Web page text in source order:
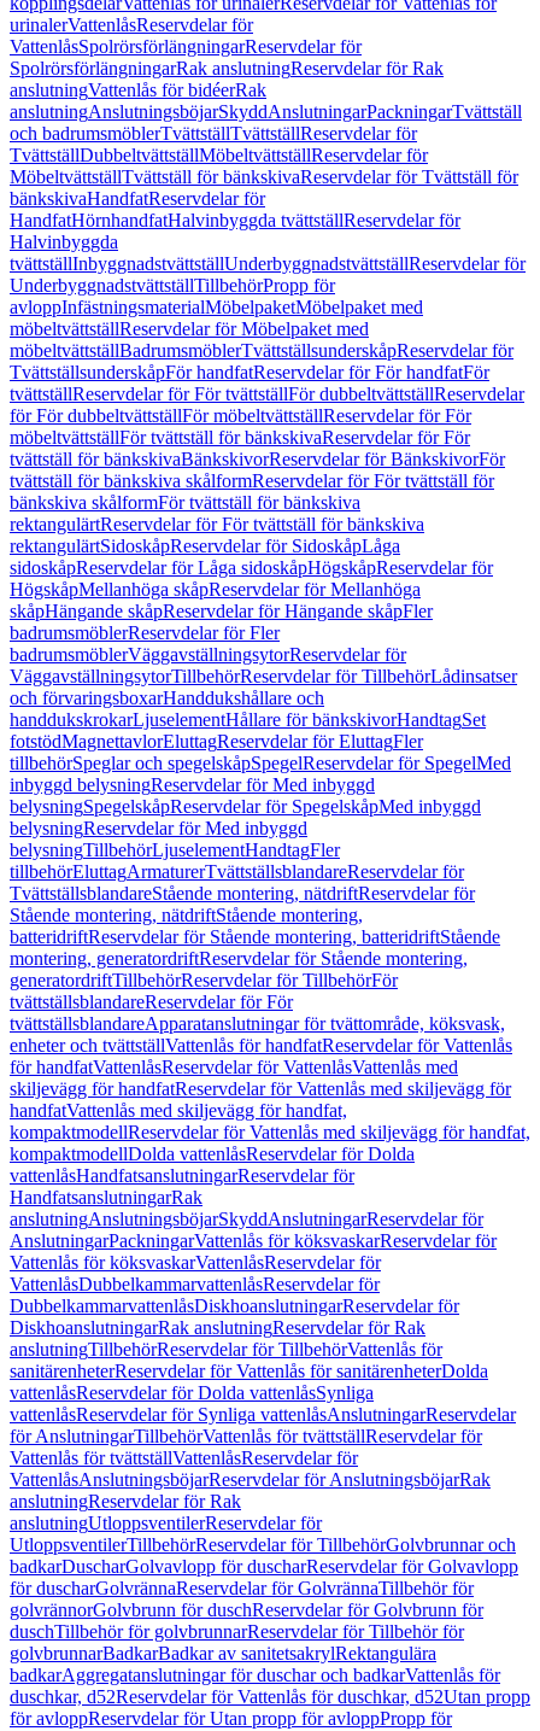
urinalerVattenlåsReservdelar för
VattenlåsSpolrörsförlängningarReservdelar för
SpolrörsförlängningarRak anslutningReservdelar för Rak
anslutningVattenlås för bidéerRak
anslutningAnslutningsböjarSkyddAnslutningarPackningarTvättställ
och badrumsmöblerTvättställTvättställReservdelar för
TvättställDubbeltvättställMöbeltvättställReservdelar för
MöbeltvättställTvättställ för bänkskivaReservdelar för Tvättställ för
bänkskivaHandfatReservdelar för
HandfatHörnhandfatHalvinbyggda tvättställReservdelar för
Halvinbyggda
tvättställInbyggnadstvättställUnderbyggnadstvättställReservdelar för
UnderbyggnadstvättställTillbehörPropp för
avloppInfästningsmaterialMöbelpaketMöbelpaket med
möbeltvättställReservdelar för Möbelpaket med
möbeltvättställBadrumsmöblerTvättställsunderskåpReservdelar för
TvättställsunderskåpFör handfatReservdelar för För handfatFör
tvättställReservdelar för För tvättställFör dubbeltvättställReservdelar
för För dubbeltvättställFör möbeltvättställReservdelar för För
möbeltvättställFör tvättställ för bänkskivaReservdelar för För
tvättställ för bänkskivaBänkskivorReservdelar för BänkskivorFör
tvättställ för bänkskiva skålformReservdelar för För tvättställ för
bänkskiva skålformFör tvättställ för bänkskiva
rektangulärtReservdelar för För tvättställ för bänkskiva
rektangulärtSidoskåpReservdelar för SidoskåpLåga
sidoskåpReservdelar för Låga sidoskåpHögskåpReservdelar för
HögskåpMellanhöga skåpReservdelar för Mellanhöga
skåpHängande skåpReservdelar för Hängande skåpFler
badrumsmöblerReservdelar för Fler
badrumsmöblerVäggavställningsytorReservdelar för
VäggavställningsytorTillbehörReservdelar för TillbehörLådinsatser
och förvaringsboxarHanddukshållare och
handdukskrokarLjuselementHållare för bänkskivorHandtagSet
fotstödMagnettavlorEluttagReservdelar för EluttagFler
tillbehörSpeglar och spegelskåpSpegelReservdelar för SpegelMed
inbyggd belysningReservdelar för Med inbyggd
belysningSpegelskåpReservdelar för SpegelskåpMed inbyggd
belysningReservdelar för Med inbyggd
belysningTillbehörLjuselementHandtagFler
tillbehörEluttagArmaturerTvättställsblandareReservdelar för
TvättställsblandareStående montering, nätdriftReservdelar för
Stående montering, nätdriftStående montering,
batteridriftReservdelar för Stående montering, batteridriftStående
montering, generatordriftReservdelar för Stående montering,
generatordriftTillbehörReservdelar för TillbehörFör
tvättställsblandareReservdelar för För
tvättställsblandareApparatanslutningar för tvättområde, köksvask,
enheter och tvättställVattenlås för handfatReservdelar för Vattenlås
för handfatVattenlåsReservdelar för VattenlåsVattenlås med
skiljevägg för handfatReservdelar för Vattenlås med skiljevägg för
handfatVattenlås med skiljevägg för handfat,
kompaktmodellReservdelar för Vattenlås med skiljevägg för handfat,
kompaktmodellDolda vattenlåsReservdelar för Dolda
vattenlåsHandfatsanslutningarReservdelar för
HandfatsanslutningarRak
anslutningAnslutningsböjarSkyddAnslutningarReservdelar för
AnslutningarPackningarVattenlås för köksvaskarReservdelar för
Vattenlås för köksvaskarVattenlåsReservdelar för
VattenlåsDubbelkammarvattenlåsReservdelar för
DubbelkammarvattenlåsDiskhoanslutningarReservdelar för
DiskhoanslutningarRak anslutningReservdelar för Rak
anslutningTillbehörReservdelar för TillbehörVattenlås för
sanitärenheterReservdelar för Vattenlås för sanitärenheterDolda
vattenlåsReservdelar för Dolda vattenlåsSynliga
vattenlåsReservdelar för Synliga vattenlåsAnslutningarReservdelar
för AnslutningarTillbehörVattenlås för tvättställReservdelar för
Vattenlås för tvättställVattenlåsReservdelar för
VattenlåsAnslutningsböjarReservdelar för AnslutningsböjarRak
anslutningReservdelar för Rak
anslutningUtloppsventilerReservdelar för
UtloppsventilerTillbehörReservdelar för TillbehörGolvbrunnar och
badkarDuscharGolvavlopp för duscharReservdelar för Golvavlopp
för duscharGolvrännaReservdelar för GolvrännaTillbehör för
golvrännorGolvbrunn för duschReservdelar för Golvbrunn för
duschTillbehör för golvbrunnarReservdelar för Tillbehör för
golvbrunnarBadkarBadkar av sanitetsakrylRektangulära
badkarAggregatanslutningar för duschar och badkarVattenlås för
duschkar, d52Reservdelar för Vattenlås för duschkar, d52Utan propp
för avloppReservdelar för Utan propp för avloppPropp för